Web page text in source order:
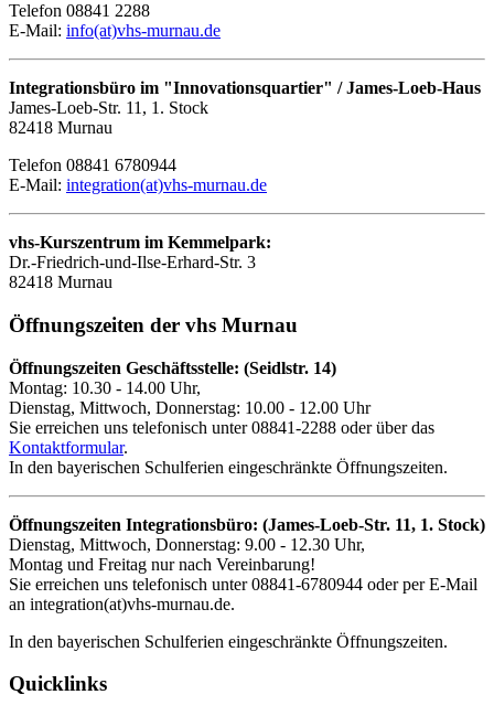
Telefon 08841 2288
E-Mail: info(at)vhs-murnau.de
Integrationsbüro im "Innovationsquartier" / James-Loeb-Haus
James-Loeb-Str. 11, 1. Stock
82418 Murnau
Telefon 08841 6780944
E-Mail: integration(at)vhs-murnau.de
vhs-Kurszentrum im Kemmelpark:
Dr.-Friedrich-und-Ilse-Erhard-Str. 3
82418 Murnau
Öffnungszeiten der vhs Murnau
Öffnungszeiten Geschäftsstelle: (Seidlstr. 14)
Montag: 10.30 - 14.00 Uhr,
Dienstag, Mittwoch, Donnerstag: 10.00 - 12.00 Uhr
Sie erreichen uns telefonisch unter 08841-2288 oder über das
Kontaktformular.
In den bayerischen Schulferien eingeschränkte Öffnungszeiten.
Öffnungszeiten Integrationsbüro: (James-Loeb-Str. 11, 1. Stock)
Dienstag, Mittwoch, Donnerstag: 9.00 - 12.30 Uhr,
Montag und Freitag nur nach Vereinbarung!
Sie erreichen uns telefonisch unter 08841-6780944 oder per E-Mail
an integration(at)vhs-murnau.de.
In den bayerischen Schulferien eingeschränkte Öffnungszeiten.
Quicklinks